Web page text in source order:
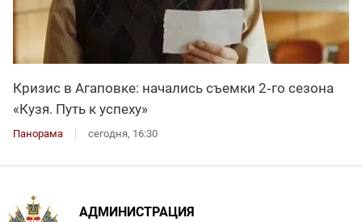
Кризис в Агаповке: начались съемки 2‑го сезона
«Кузя. Путь к успеху»
Панорама сегодня, 16:30
АДМИНИСТРАЦИЯ